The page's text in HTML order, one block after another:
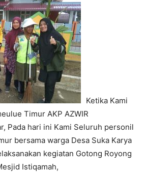
Ketika Kami
Timur AKP AZWIR
Pada hari ini Kami Seluruh personil
bersama warga Desa Suka Karya
kegiatan Gotong Royong
Istiqamah,